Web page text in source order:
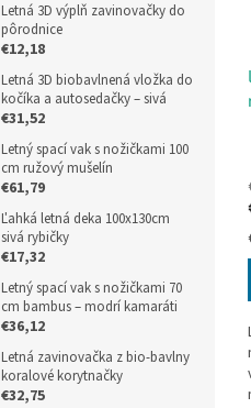
Letná 3D výplň zavinovačky do
pôrodnice
€12,18
Letná 3D biobavlnená vložka do
kočíka a autosedačky – sivá
€31,52
Letný spací vak s nožičkami 100
cm ružový mušelín
€61,79
Ľahká letná deka 100x130cm
sivá rybičky
€17,32
Letný spací vak s nožičkami 70
cm bambus – modrí kamaráti
€36,12
Letná zavinovačka z bio-bavlny
koralové korytnačky
€32,75